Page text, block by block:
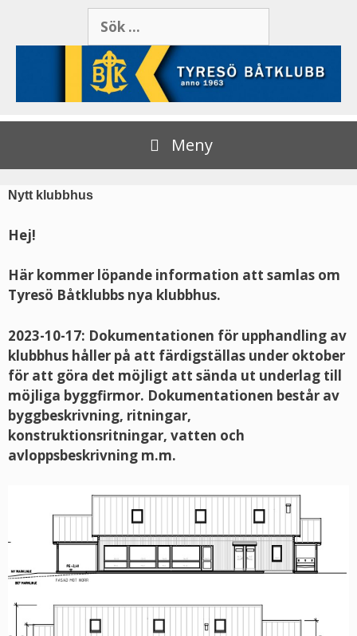
Meny
Nytt klubbhus
Hej!
Här kommer löpande information att samlas om
Tyresö Båtklubbs nya klubbhus.
2023-10-17: Dokumentationen för upphandling av
klubbhus håller på att färdigställas under oktober
för att göra det möjligt att sända ut underlag till
möjliga byggfirmor. Dokumentationen består av
byggbeskrivning, ritningar,
konstruktionsritningar, vatten och
avloppsbeskrivning m.m.